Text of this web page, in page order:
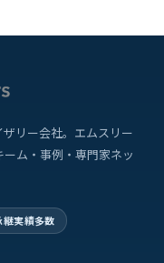
リー会社。エムスリー
ーム・事例・専門家ネッ
継実績多数